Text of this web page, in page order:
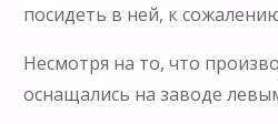
посидеть в ней, к
Несмотря на то, что
оснащались на заводе